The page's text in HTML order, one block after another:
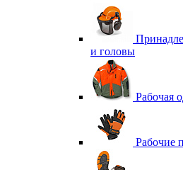
и головы
Рабочая
Рабочие